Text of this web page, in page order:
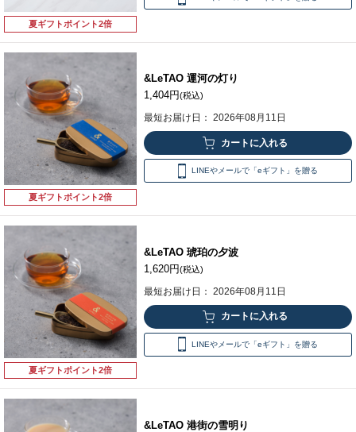
夏ギフトポイント2倍
夏ギフトポイント2倍
&LeTAO 運河の灯り
1,404円(税込)
最短お届け日： 2026年08月11日
LINEやメールで「eギフト」を贈る
夏ギフトポイント2倍
&LeTAO 琥珀の夕波
1,620円(税込)
最短お届け日： 2026年08月11日
LINEやメールで「eギフト」を贈る
&LeTAO 港街の雪明り